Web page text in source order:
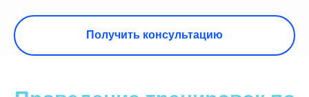
Получить консультацию